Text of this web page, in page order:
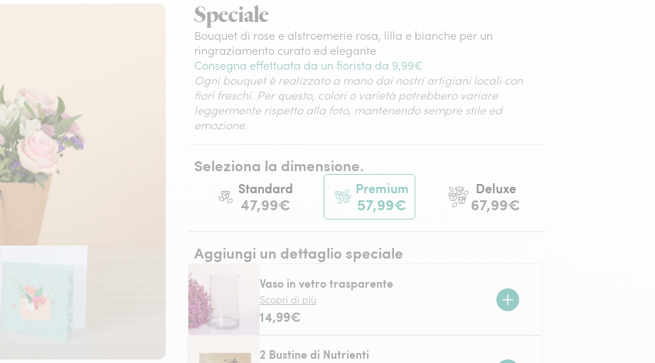
Speciale
Bouquet di rose e alstroemerie rosa, lilla e bianche per un
ringraziamento curato ed elegante
Consegna effettuata da un fiorista da 9,99€
Ogni bouquet è realizzato a mano dai nostri artigiani locali con
fiori freschi. Per questo, colori o varietà potrebbero variare
leggermente rispetto alla foto, mantenendo sempre stile ed
emozione.
Seleziona la dimensione.
Standard
47,99€
Premium
57,99€
Deluxe
67,99€
Aggiungi un dettaglio speciale
Vaso in vetro trasparente
Scopri di più
14,99€
2 Bustine di Nutrienti